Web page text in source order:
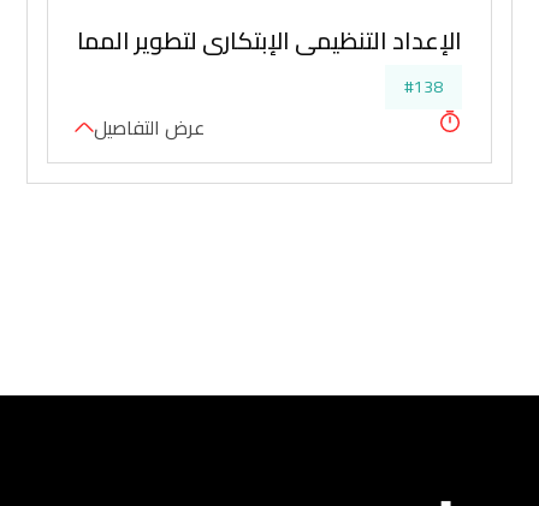
الإعداد التنظيمي الإبتكاري لتطوير
#138
عرض التفاصيل